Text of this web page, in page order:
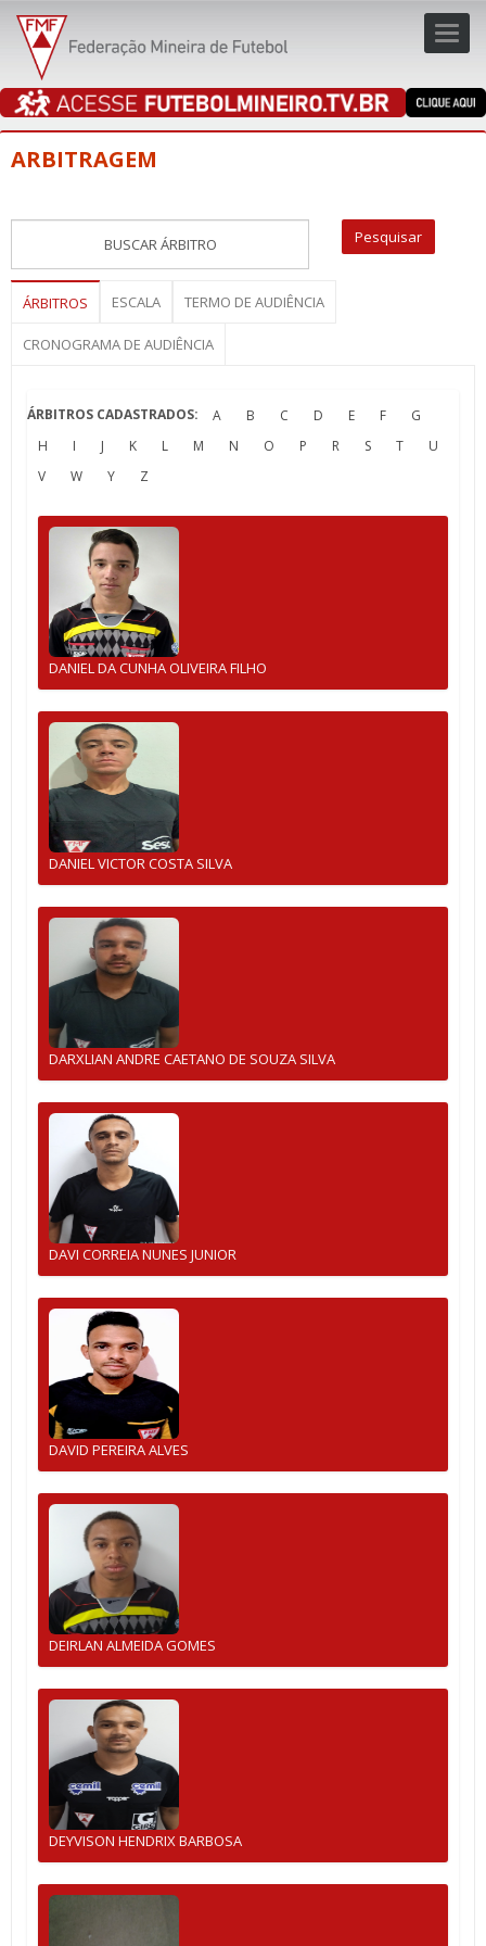
ARBITRAGEM
ÁRBITROS ESCALA TERMO DE AUDIÊNCIA
CRONOGRAMA DE AUDIÊNCIA
ÁRBITROS CADASTRADOS: A B C D E F
G
H
I J K L M N O P R S T
U
V
W Y Z
DANIEL DA CUNHA OLIVEIRA FILHO
DANIEL VICTOR COSTA SILVA
DARXLIAN ANDRE CAETANO DE SOUZA SILVA
DAVI CORREIA NUNES JUNIOR
DAVID PEREIRA ALVES
DEIRLAN ALMEIDA GOMES
DEYVISON HENDRIX BARBOSA